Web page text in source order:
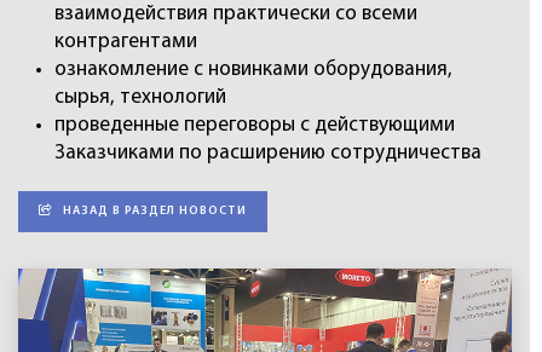
взаимодействия практически со всеми
контрагентами
ознакомление с новинками оборудования,
сырья, технологий
проведенные переговоры с действующими
Заказчиками по расширению сотрудничества
НАЗАД В РАЗДЕЛ НОВОСТИ